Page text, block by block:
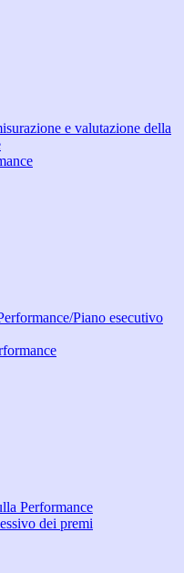
e valutazione della
Piano esecutivo
Performance
dei premi